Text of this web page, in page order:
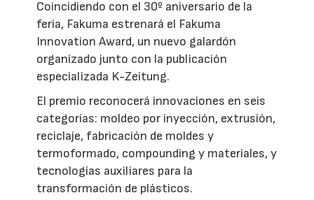
Coincidiendo con el 30º aniversario de la
feria, Fakuma estrenará el Fakuma
Innovation Award, un nuevo galardón
organizado junto con la publicación
especializada K-Zeitung.
El premio reconocerá innovaciones en seis
categorías: moldeo por inyección, extrusión,
reciclaje, fabricación de moldes y
termoformado, compounding y materiales, y
tecnologías auxiliares para la
transformación de plásticos.